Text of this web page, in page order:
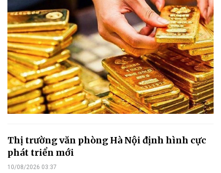
Thị trường văn phòng Hà Nội định hình cực
phát triển mới
10/08/2026 03:37